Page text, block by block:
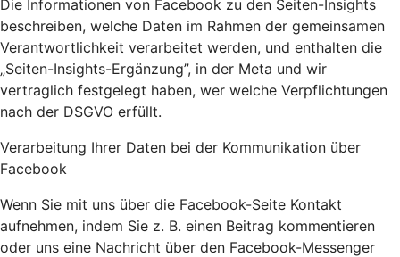
Die Informationen von Facebook zu den Seiten-Insights
beschreiben, welche Daten im Rahmen der gemeinsamen
Verantwortlichkeit verarbeitet werden, und enthalten die
„Seiten-Insights-Ergänzung”, in der Meta und wir
vertraglich festgelegt haben, wer welche Verpflichtungen
nach der DSGVO erfüllt.
Verarbeitung Ihrer Daten bei der Kommunikation über
Facebook
Wenn Sie mit uns über die Facebook-Seite Kontakt
aufnehmen, indem Sie z. B. einen Beitrag kommentieren
oder uns eine Nachricht über den Facebook-Messenger